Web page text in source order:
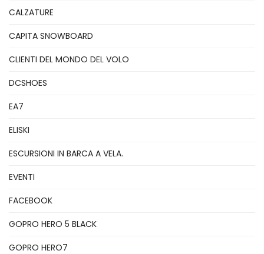
CALZATURE
CAPITA SNOWBOARD
CLIENTI DEL MONDO DEL VOLO
DCSHOES
EA7
ELISKI
ESCURSIONI IN BARCA A VELA.
EVENTI
FACEBOOK
GOPRO HERO 5 BLACK
GOPRO HERO7